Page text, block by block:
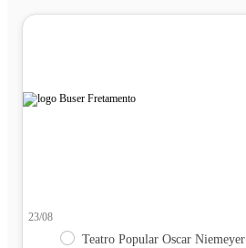
23/08
Teatro Popular Oscar Niemeyer